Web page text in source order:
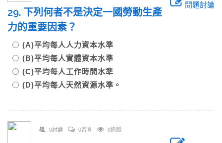
問題討論
29. 下列何者不是決定一國勞動生產
力的重要因素？
(A)平均每人人力資本水準
(B)平均每人實體資本水準
(C)平均每人工作時間水準
(D)平均每人天然資源水準。
0討論 0留言 0追蹤